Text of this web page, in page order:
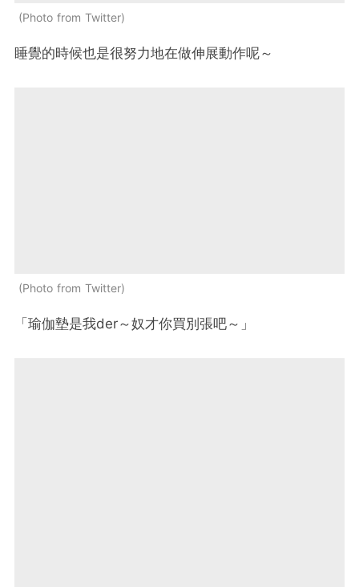
Photo from Twitter
睡覺的時候也是很努力地在做伸展動作呢～
Photo from Twitter
「瑜伽墊是我der～奴才你買別張吧～」